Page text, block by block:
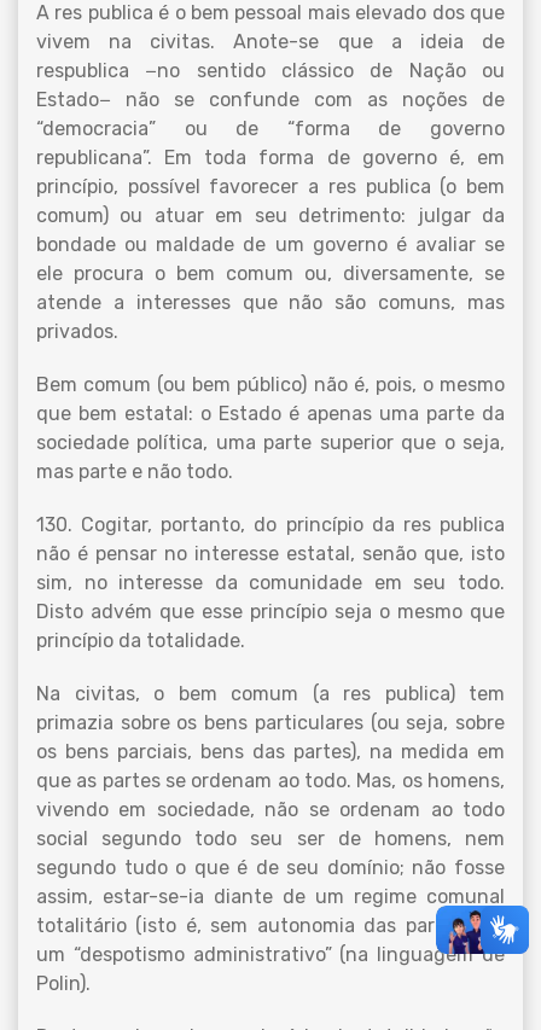
A res publica é o bem pessoal mais elevado dos que
vivem na civitas. Anote-se que a ideia de
respublica −no sentido clássico de Nação ou
Estado− não se confunde com as noções de
“democracia” ou de “forma de governo
republicana”. Em toda forma de governo é, em
princípio, possível favorecer a res publica (o bem
comum) ou atuar em seu detrimento: julgar da
bondade ou maldade de um governo é avaliar se
ele procura o bem comum ou, diversamente, se
atende a interesses que não são comuns, mas
privados.
Bem comum (ou bem público) não é, pois, o mesmo
que bem estatal: o Estado é apenas uma parte da
sociedade política, uma parte superior que o seja,
mas parte e não todo.
130. Cogitar, portanto, do princípio da res publica
não é pensar no interesse estatal, senão que, isto
sim, no interesse da comunidade em seu todo.
Disto advém que esse princípio seja o mesmo que
princípio da totalidade.
Na civitas, o bem comum (a res publica) tem
primazia sobre os bens particulares (ou seja, sobre
os bens parciais, bens das partes), na medida em
que as partes se ordenam ao todo. Mas, os homens,
vivendo em sociedade, não se ordenam ao todo
social segundo todo seu ser de homens, nem
segundo tudo o que é de seu domínio; não fosse
assim, estar-se-ia diante de um regime comunal
totalitário (isto é, sem autonomia das partes), de
um “despotismo administrativo” (na linguagem de
Polin).